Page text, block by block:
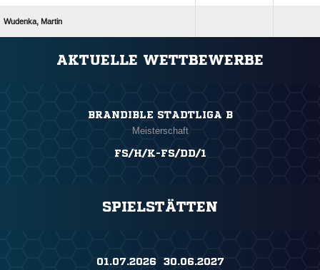
 
AKTUELLE WETTBEWERBE
BRANDIBLE STADTLIGA B
Meisterschaft
FS/H/K-FS/DD/1
SPIELSTÄTTEN
01.07.2026 ​ 30.06.2027